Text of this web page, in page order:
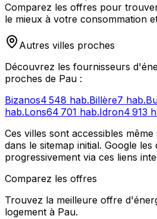
Comparez les offres pour
le mieux à votre consommation
Autres villes proches
Découvrez les fournisseurs
proches de Pau :
Bizanos4 548 hab.Billère7 hab.
hab.Lons64 701 hab.Idron4 913
Ces villes sont accessibles
dans le sitemap initial. Google
progressivement via ces liens
Comparez les offres
Trouvez la meilleure offre
logement à Pau.